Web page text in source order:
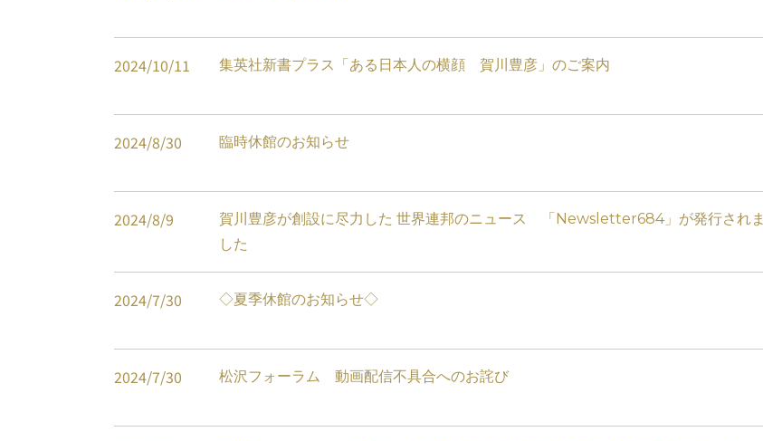
2024/10/11 集英社新書プラス「ある日本人の横顔 賀川豊彦」のご案内
2024/8/30 臨時休館のお知らせ
2024/8/9
賀川豊彦が創設に尽力した 世界連邦のニュース 「Newsletter684」が発行されま
した
2024/7/30 ◇夏季休館のお知らせ◇
2024/7/30 松沢フォーラム 動画配信不具合へのお詫び